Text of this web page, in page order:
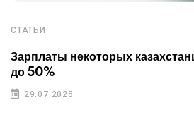
СТАТЬИ
Зарплаты некоторых
до 50%
29.07.2025